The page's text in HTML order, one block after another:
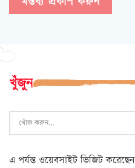
খুঁজুন
এ পর্যন্ত ওয়েবসাইট ভিজিট করেছেন